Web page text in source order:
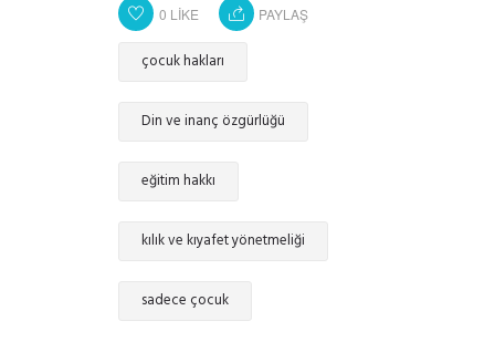
0 LIKE PAYLAŞ
çocuk hakları
Din ve inanç özgürlüğü
eğitim hakkı
kılık ve kıyafet yönetmeliği
sadece çocuk